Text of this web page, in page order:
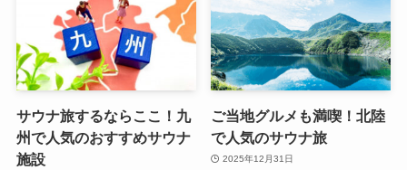
サウナ旅するならここ！九
州で人気のおすすめサウナ
施設
ご当地グルメも満喫！北陸
で人気のサウナ旅
2025年12月31日